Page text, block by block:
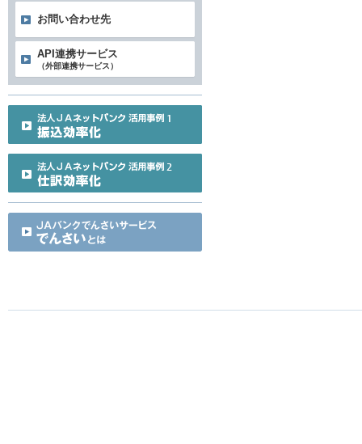
お問い合わせ先
API連携サービス
（外部連携サービス）